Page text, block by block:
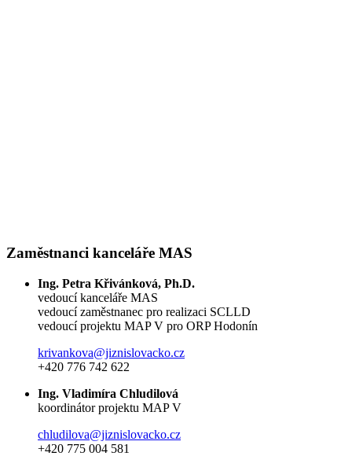
Zaměstnanci kanceláře MAS
Ing. Petra Křivánková, Ph.D.
vedoucí kanceláře MAS
vedoucí zaměstnanec pro realizaci SCLLD
vedoucí projektu MAP V pro ORP Hodonín
krivankova@jiznislovacko.cz
+420 776 742 622
Ing. Vladimíra Chludilová
koordinátor projektu MAP V
chludilova@jiznislovacko.cz
+420 775 004 581